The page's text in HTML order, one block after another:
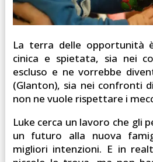
La terra delle opportunità
cinica e spietata, sia nei
escluso e ne vorrebbe
(Glanton), sia nei confronti
non ne vuole rispettare i
Luke cerca un lavoro che gli
un futuro alla nuova
migliori intenzioni. E in